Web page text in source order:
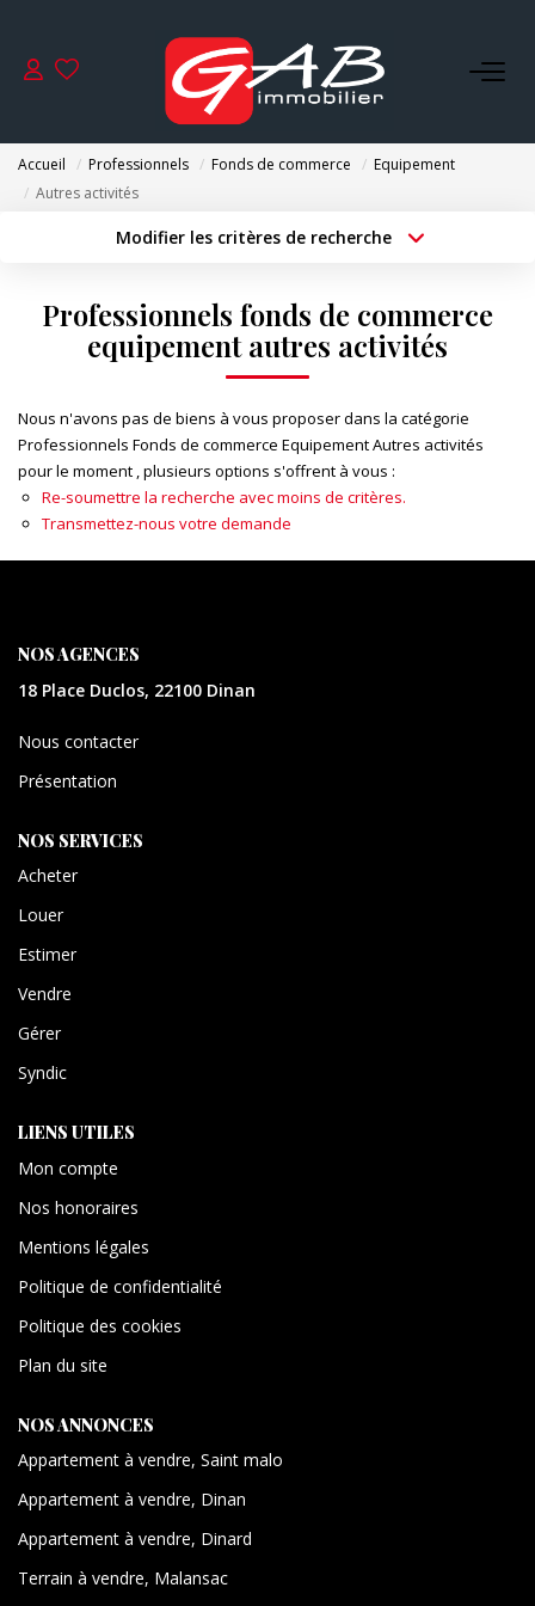
ACHETER
SYNDIC
GESTION
NOS AGENCES
Accueil Professionnels Fonds de commerce
Equipement
Autres activités
Modifier les critères de recherche
Type de transaction Localisation
Sélectionnez...
Type de bien
Surface min
Créer une alerte
Professionnels fonds de commerce
equipement autres activités
Nous n'avons pas de biens à vous proposer dans la catégorie
Professionnels Fonds de commerce Equipement Autres activités
pour le moment , plusieurs options s'offrent à vous :
Re-soumettre la recherche avec moins de critères.
Transmettez-nous votre demande
NOS AGENCES
18 Place Duclos, 22100 Dinan
Nous contacter
Présentation
NOS SERVICES
Acheter
Louer
Estimer
Vendre
Gérer
Syndic
LIENS UTILES
Mon compte
Nos honoraires
Mentions légales
Politique de confidentialité
Politique des cookies
Plan du site
NOS ANNONCES
Appartement à vendre, Saint malo
Appartement à vendre, Dinan
Appartement à vendre, Dinard
Terrain à vendre, Malansac